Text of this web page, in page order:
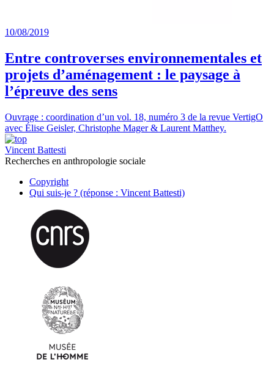
10/08/2019
Entre controverses environnementales et
projets d’aménagement : le paysage à
l’épreuve des sens
Ouvrage : coordination d’un vol. 18, numéro 3 de la revue VertigO
avec Élise Geisler, Christophe Mager & Laurent Matthey.
Vincent Battesti
Recherches en anthropologie sociale
Copyright
Qui suis-je ? (réponse : Vincent Battesti)